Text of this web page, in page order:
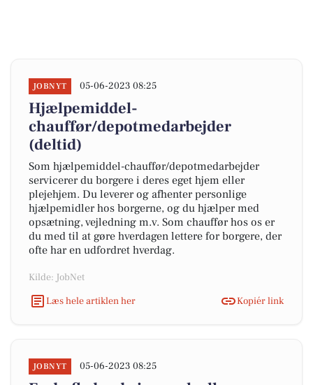
JOBNYT 05-06-2023 08:25
Hjælpemiddel-
chauffør/depotmedarbejder
(deltid)
Som hjælpemiddel-chauffør/depotmedarbejder
servicerer du borgere i deres eget hjem eller
plejehjem. Du leverer og afhenter personlige
hjælpemidler hos borgerne, og du hjælper med
opsætning, vejledning m.v. Som chauffør hos os er
du med til at gøre hverdagen lettere for borgere, der
ofte har en udfordret hverdag.
Kilde: JobNet
Læs hele artiklen her
Kopiér link
JOBNYT 05-06-2023 08:25